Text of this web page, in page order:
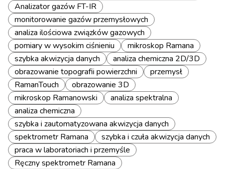
Analizator gazów FT-IR
monitorowanie gazów przemysłowych
analiza ilościowa związków gazowych
pomiary w wysokim ciśnieniu
mikroskop Ramana
szybka akwizycja danych
analiza chemiczna 2D/3D
obrazowanie topografii powierzchni
przemysł
RamanTouch
obrazowanie 3D
mikroskop Ramanowski
analiza spektralna
analiza chemiczna
szybka i zautomatyzowana akwizycja danych
spektrometr Ramana
szybka i czuła akwizycja danych
praca w laboratoriach i przemyśle
Ręczny spektrometr Ramana